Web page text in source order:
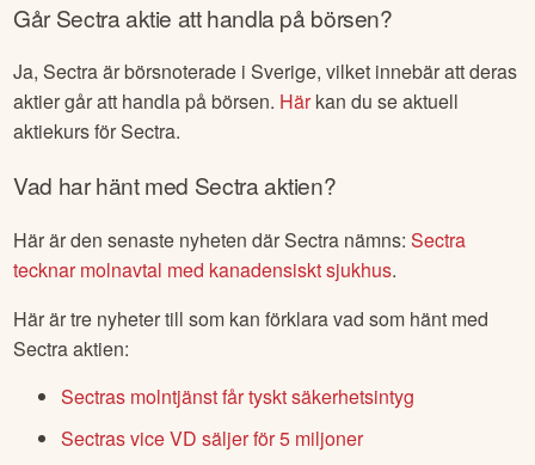
GårSectraaktie att handla på börsen?
Ja,Sectraär börsnoterade i Sverige, vilket innebär att deras
aktier går att handla på börsen. Härkan du se aktuell
aktiekurs förSectra.
Vad har hänt med Sectraaktien?
Här är den senaste nyheten därSectra nämns:Sectra
tecknar molnavtal med kanadensiskt sjukhus.
Här är tre nyheter till som kan förklara vad som hänt med
Sectraaktien:
Sectras molntjänst får tyskt säkerhetsintyg
Sectras vice VD säljer för 5 miljoner